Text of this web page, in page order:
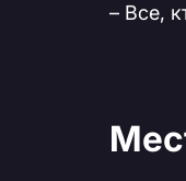
– Все,